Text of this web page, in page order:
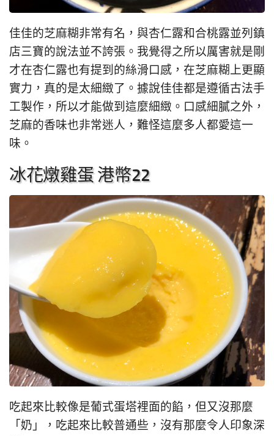
佳佳的芝麻糊非常有名，與杏仁露和合桃露並列鎮
店三寶的說法並不誇張。我覺得之所以厲害就是剛
才在杏仁露也有提到的絲滑口感，在芝麻糊上更顯
實力，真的是太細緻了。據說佳佳都是遵循古法手
工製作，所以才能做到這麼細緻。口感細膩之外，
芝麻的香味也非常迷人，難怪這麼多人都愛這一
味。
冰花燉雞蛋 港幣22
吃起來比較像是葡式蛋塔裡面的餡，但又沒那麼
「奶」，吃起來比較普通些，沒有那麼令人印象深